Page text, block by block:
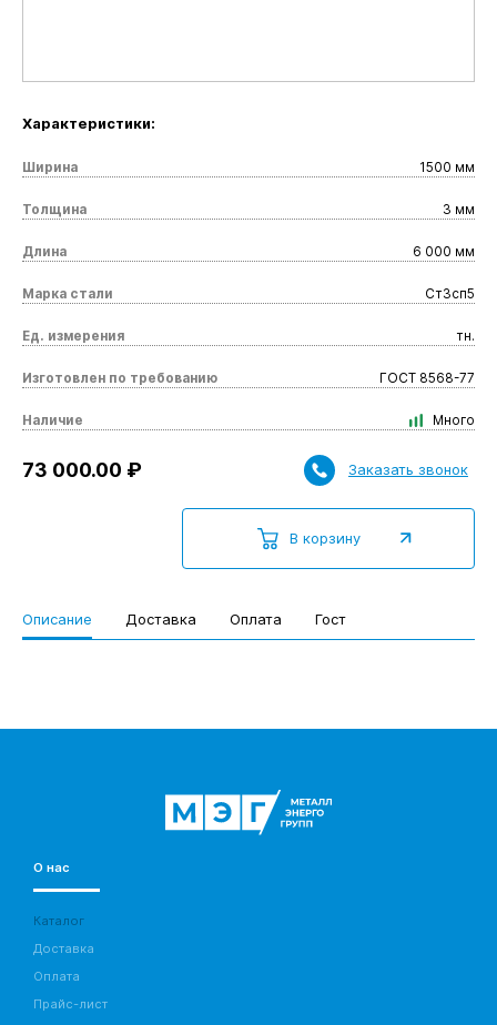
Характеристики:
Ширина 1500 мм
Толщина 3 мм
Длина 6 000 мм
Марка стали Ст3сп5
Ед. измерения тн.
Изготовлен по требованию ГОСТ 8568-77
Наличие Много
В корзину
73 000.00 ₽ Заказать звонок
Описание Доставка Оплата Гост
О нас
Каталог
Доставка
Оплата
Прайс-лист